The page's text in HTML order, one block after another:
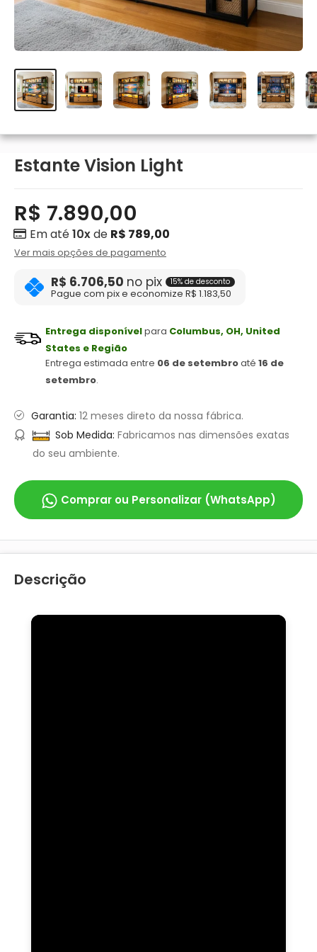
Estante Vision Light
R$ 7.890,00
Em até10xde R$ 789,00
Ver mais opções de pagamento
R$ 6.706,50 no pix 15% de desconto
Pague com pix e economize R$ 1.183,50
Entrega disponívelpara Columbus, OH, United
States e Região
Entrega estimada entre 06 de setembroaté 16 de
setembro.
Garantia: 12 meses direto da nossa fábrica.
Sob Medida: Fabricamos nas dimensões exatas
do seu ambiente.
Comprar ou Personalizar (WhatsApp)
Descrição